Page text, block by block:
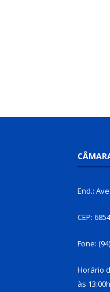
End.:
CEP:
Fone:
Horário
às 13:00h